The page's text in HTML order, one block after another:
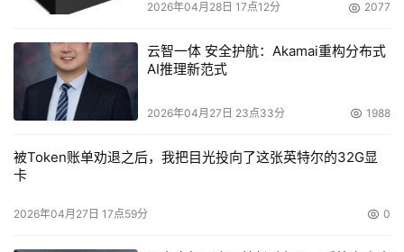
2026年04月28日 17点12分 2077
云智一体 安全护航：Akamai重构分布式
AI推理新范式
2026年04月27日 23点33分 1988
被Token账单劝退之后，我把目光投向了这张英特尔的32G显
卡
2026年04月27日 17点59分 0